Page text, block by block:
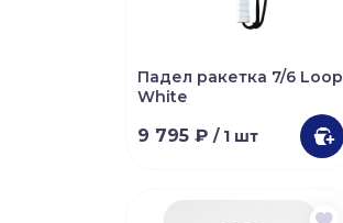
Падел ракетка 7/6 Loop
White
9 795 ₽ / 1 шт